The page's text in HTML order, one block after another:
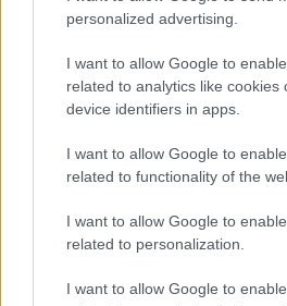
personalized advertising.
I want to allow Google to
related to analytics like cookies
device identifiers in apps.
I want to allow Google to
related to functionality of the
I want to allow Google to
related to personalization.
I want to allow Google to
Igen, Harry
Az énekes 28 éves, és 133,3
54,4 milliárd forintnyi összegre
2016-ban került fel először a
listájára.